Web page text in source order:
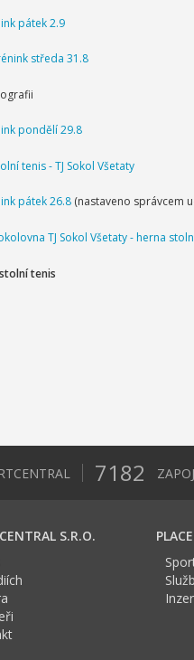
pátek 2.9
středa 31.8
pondělí 29.8
tenis - TJ Sokol Všetaty
pátek 26.8(nastaveno správcem
TJ Sokol Všetaty - herna
stolní tenis
7182
S.R.O.